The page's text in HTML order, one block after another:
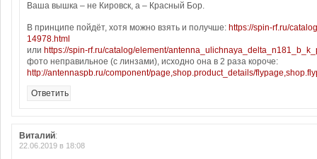
Ваша вышка – не Кировск, а – Красный Бор.
В принципе пойдёт, хотя можно взять и получше: https://spin-rf.ru/
14978.html
или https://spin-rf.ru/catalog/element/
фото неправильное (с линзами), исходно она в 2 раза короче:
http://antennaspb.ru/component/page,shop.product_details/
Ответить
Виталий:
22.06.2019 в 18:08